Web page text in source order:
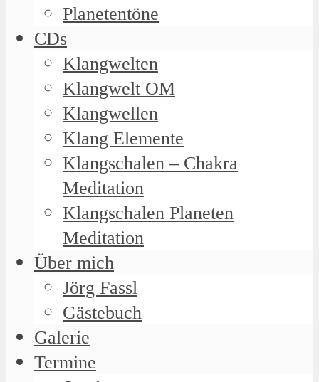
Planetentöne
CDs
Klangwelten
Klangwelt OM
Klangwellen
Klang Elemente
Klangschalen – Chakra
Meditation
Klangschalen Planeten
Meditation
Über mich
Jörg Fassl
Gästebuch
Galerie
Termine